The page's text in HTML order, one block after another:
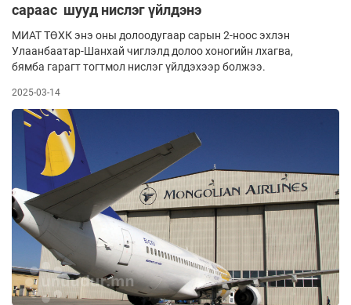
сараас шууд нислэг үйлдэнэ
МИАТ ТӨХК энэ оны долоодугаар сарын 2-ноос эхлэн
Улаанбаатар-Шанхай чиглэлд до­лоо хоногийн лхагва,
бямба гарагт тогтмол нис­лэг үйлдэхээр болжээ.
2025-03-14